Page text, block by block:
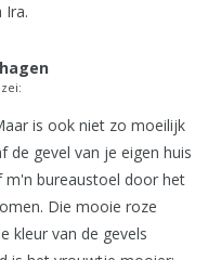
Ira.
zei:
is ook niet zo moeilijk
de gevel van je eigen huis
m'n bureaustoel door het
Die mooie roze
kleur van de gevels